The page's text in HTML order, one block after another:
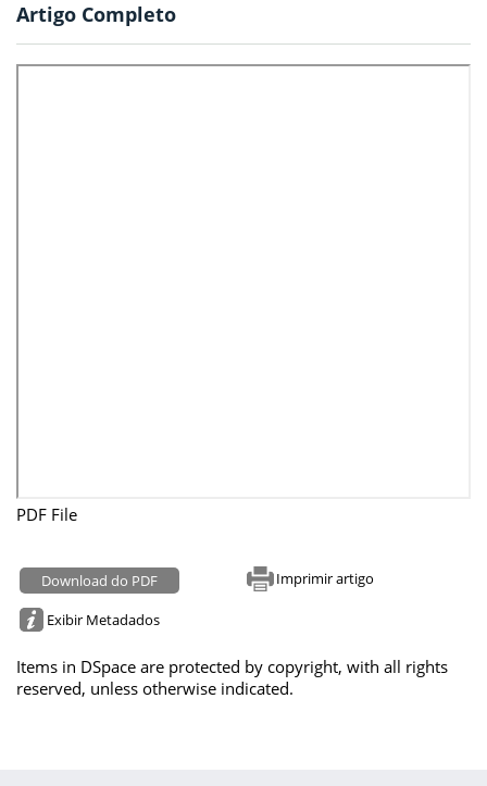
Artigo Completo
PDF File
Download do PDF Imprimir artigo
Exibir Metadados
Items in DSpace are protected by copyright, with all rights
reserved, unless otherwise indicated.